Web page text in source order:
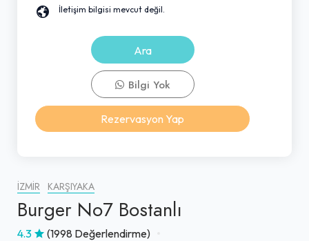
İZMIR KARŞIYAKA
Burger No7 Bostanlı
4.3 (1998 Değerlendirme)
İletişim bilgisi mevcut değil.
Ara
Bilgi Yok
Rezervasyon Yap